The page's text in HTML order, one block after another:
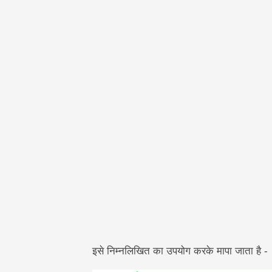
इसे निम्नलिखित का उपयोग करके मापा जाता है -